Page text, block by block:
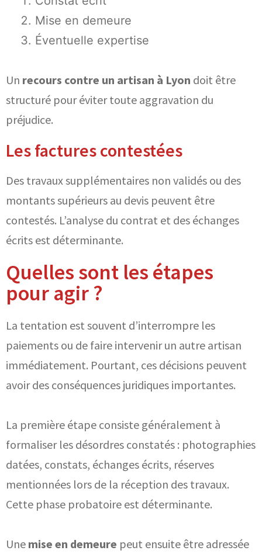
Mise en demeure
Éventuelle expertise
Un recours contre un artisan à Lyon doit être
structuré pour éviter toute aggravation du
préjudice.
Les factures contestées
Des travaux supplémentaires non validés ou des
montants supérieurs au devis peuvent être
contestés. L’analyse du contrat et des échanges
écrits est déterminante.
Quelles sont les étapes
pour agir ?
La tentation est souvent d’interrompre les
paiements ou de faire intervenir un autre artisan
immédiatement. Pourtant, ces décisions peuvent
avoir des conséquences juridiques importantes.
La première étape consiste généralement à
formaliser les désordres constatés : photographies
datées, constats, échanges écrits, réserves
mentionnées lors de la réception des travaux.
Cette phase probatoire est déterminante.
Une mise en demeure peut ensuite être adressée